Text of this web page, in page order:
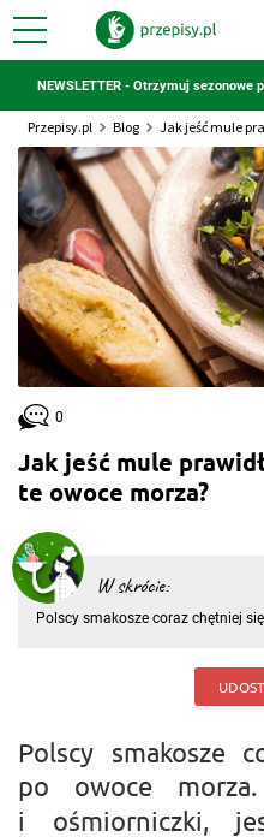
NEWSLETTER - Otrzymuj sezonowe
Przepisy.pl Blog Jak jeść mule
Jak jeść mule
te owoce morza?
W skrócie:
Polscy smakosze coraz chętniej
są nie tylko w ekskluzywnych
0
Polscy smakosze
po owoce
i ośmiorniczki,